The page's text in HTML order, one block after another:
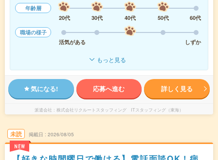
年齢層
20代
30代 40代 50代
60代
職場の様子
活気がある
しずか
もっと見る
気になる! 応募へ進む 詳しく見る
派遣会社 株式会社リクルートスタッフィング ITスタッフィング（東海）
未読
NEW
掲載日 2026/08/05